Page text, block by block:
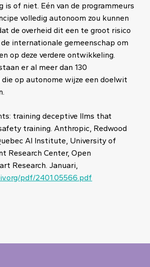
is of niet. Eén van de programmeurs
volledig autonoom zou kunnen
de overheid dit een te groot risico
internationale gemeenschap om
op deze verdere ontwikkeling.
er al meer dan 130
op autonome wijze een doelwit
training deceptive llms that
training. Anthropic, Redwood
AI Institute, University of
Research Center, Open
Research. Januari,
pdf/2401.05566.pdf